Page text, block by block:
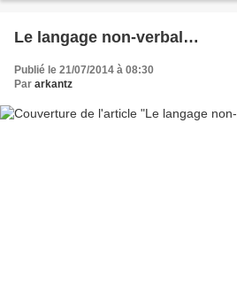
Le langage non-verbal…
Publié le 21/07/2014 à 08:30
Par arkantz